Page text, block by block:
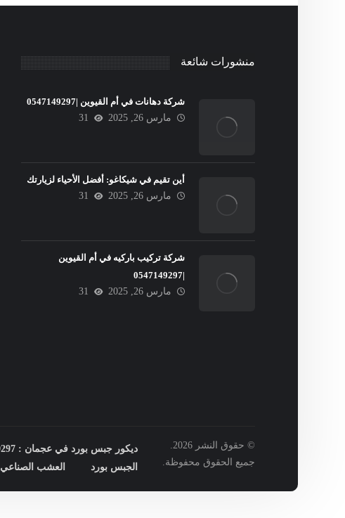
منشورات شائعة
شركة دهانات في أم القيوين |0547149297
مارس 26, 2025
31
أين تقيم في شيكاغو: أفضل الأحياء لزيارتك
مارس 26, 2025
31
شركة تركيب باركيه في أم القيوين
|0547149297
مارس 26, 2025
31
© حقوق النشر 2026.
جميع الحقوق محفوظة.
ديكور جبس بورد في عجمان : 0547149297
الجبس بورد
العشب الصناعي